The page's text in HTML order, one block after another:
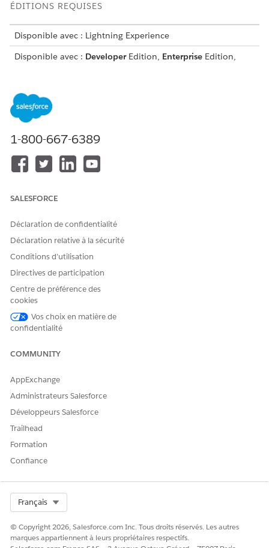
ÉDITIONS REQUISES
Disponible avec : Lightning Experience
Disponible avec : DeveloperEdition, Enterprise Edition,
Pour vous assurer qu'un serveur MCP est éligible au
retrait, procédez comme suit.
Pour un serveur personnalisé Salesforce, désactivez le
Pour un serveur MCP MuleSoft, retirez le point de
terminaison consommateur du serveur dans le
Gestionnaire d'API Anypoint. Le retrait du point de
Catalogue d'API.
automatisations Salesforce.
case Recherche rapide, puis sélectionnez
Sélectionnez l'onglet
Salesforce, selon le type de serveur à retirer.
Dans la liste des serveurs MCP, sélectionnez
serveur MCP.
Documentation MuleSoft : Gérer les instances d'API
CET ARTICLE A-T-IL RÉSOLU VOTRE PROBLÈME ?
1-800-667-6389
SALESFORCE
Déclaration de confidentialité
Déclaration relative à la sécurité
Conditions d’utilisation
Directives de participation
Centre de préférence des
cookies
Vos choix en matière de
confidentialité
COMMUNITY
AppExchange
Administrateurs Salesforce
Développeurs Salesforce
Trailhead
Formation
Confiance
Français
© Copyright 2026, Salesforce.com Inc. Tous droits réservés. Les autres
marques appartiennent à leurs propriétaires respectifs.